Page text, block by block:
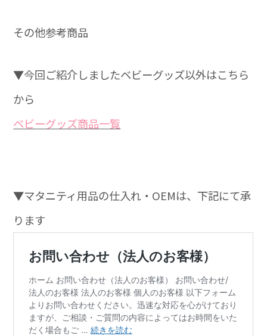
その他参考商品
▼今回ご紹介しましたベビーグッズ以外はこちら
から
ベビーグッズ商品一覧
▼マタニティ用品の仕入れ・OEMは、下記にて承
ります